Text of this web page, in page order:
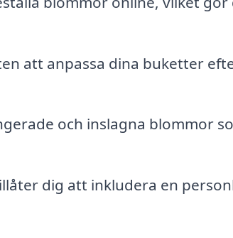
att anpassa dina buketter
och inslagna blommor
dig att inkludera en